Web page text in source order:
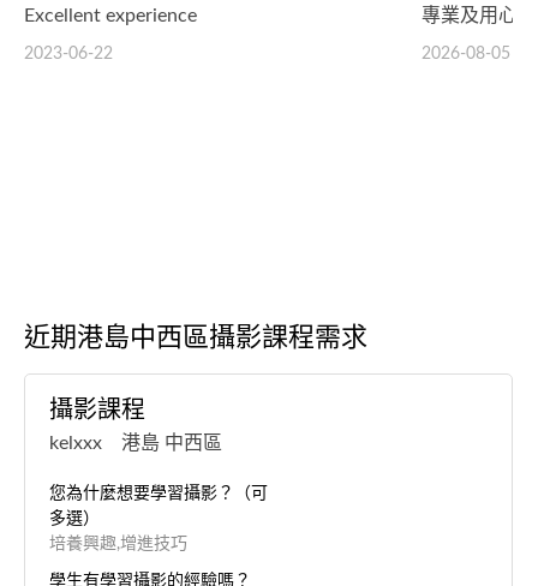
Excellent experience
2023-06-22
專業及用心
2026-08-05
近期港島中西區攝影課程需求
攝影課程
kelxxx 港島 中西區
您為什麼想要學習攝影？（可
多選）
培養興趣,增進技巧
學生有學習攝影的經驗嗎？